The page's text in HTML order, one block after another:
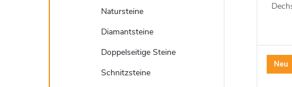
Natursteine
Diamantsteine
Doppelseitige Steine
Schnitzsteine
n
u
k
auch
Neu